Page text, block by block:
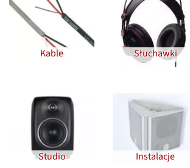
Kable Słuchawki
Studio Instalacje